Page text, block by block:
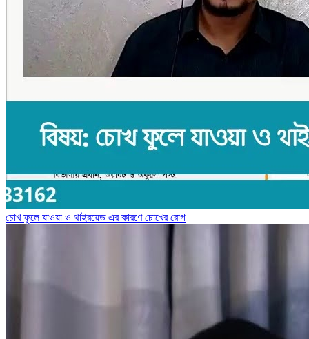
চোখ ফুলে যাওয়া ও থাইরয়েড এর কারণে চোখের রোগ